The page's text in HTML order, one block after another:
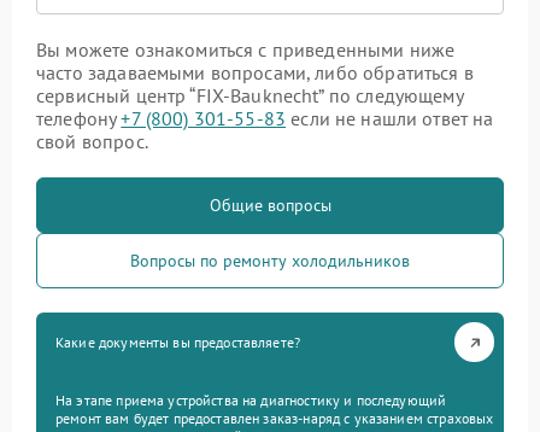
Вы можете ознакомиться с приведенными ниже
часто задаваемыми вопросами, либо обратиться в
сервисный центр “FIX-Bauknecht” по следующему
телефону+7 (800) 301-55-83 если не нашли ответ на
свой вопрос.
Общие вопросы
Вопросы по ремонту холодильников
Какие документы вы предоставляете?
На этапе приема устройства на диагностику и последующий
ремонт вам будет предоставлен заказ-наряд с указанием страховых